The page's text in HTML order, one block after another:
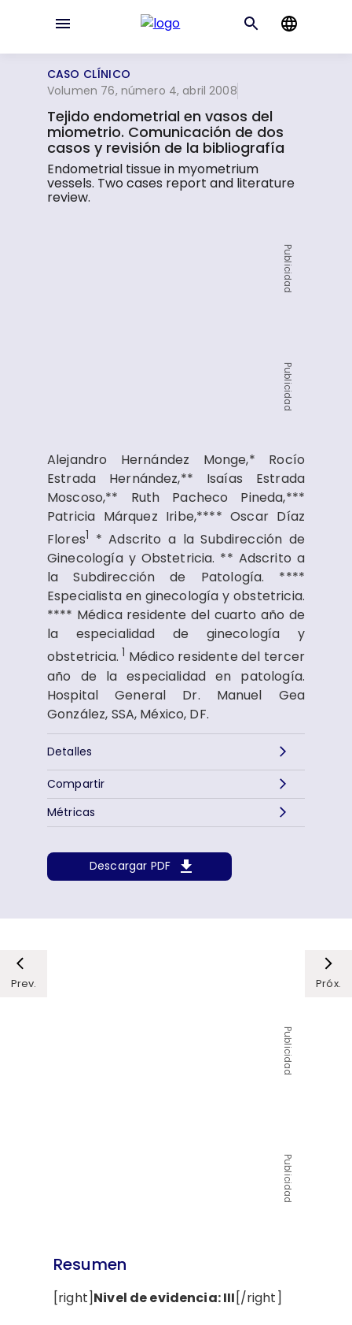
CASO CLÍNICO
Volumen 76, número 4, abril 2008
Tejido endometrial en vasos del
miometrio. Comunicación de dos
casos y revisión de la bibliografía
Endometrial tissue in myometrium
vessels. Two cases report and literature
review.
Publicidad
Publicidad
Alejandro Hernández Monge,* Rocío
Estrada Hernández,** Isaías Estrada
Moscoso,** Ruth Pacheco Pineda,***
Patricia Márquez Iribe,**** Oscar Díaz
Flores1 * Adscrito a la Subdirección de
Ginecología y Obstetricia. ** Adscrito a
la Subdirección de Patología. ****
Especialista en ginecología y obstetricia.
**** Médica residente del cuarto año de
la especialidad de ginecología y
obstetricia. 1 Médico residente del tercer
año de la especialidad en patología.
Hospital General Dr. Manuel Gea
González, SSA, México, DF.
Detalles
Descargar PDF
Métricas
Compartir
Prev. Próx.
Publicidad
Publicidad
Resumen
[right]Nivel de evidencia: III [/right]